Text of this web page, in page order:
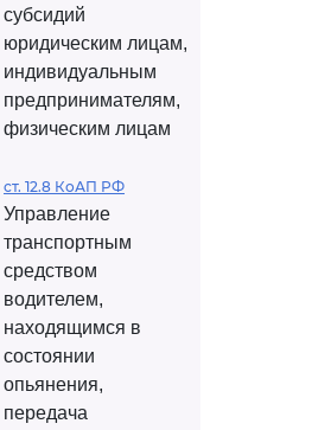
субсидий
юридическим лицам,
индивидуальным
предпринимателям,
физическим лицам
ст. 12.8 КоАП РФ
Управление
транспортным
средством
водителем,
находящимся в
состоянии
опьянения,
передача